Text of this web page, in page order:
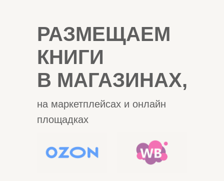
РАЗМЕЩАЕМ
КНИГИ
В МАГАЗИНАХ,
на маркетплейсах и онлайн
площадках